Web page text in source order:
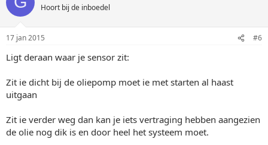
Hoort bij de inboedel
17 jan 2015 #6
Ligt deraan waar je sensor zit:
Zit ie dicht bij de oliepomp moet ie met starten al haast
uitgaan
Zit ie verder weg dan kan je iets vertraging hebben aangezien
de olie nog dik is en door heel het systeem moet.